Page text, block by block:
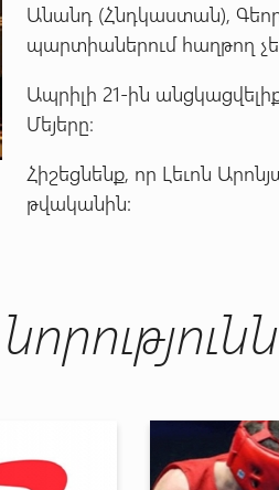
Անանդ (Հնդկաստան),
պարտիաներում հաղթող
Ապրիլի 21-ին
Մեյերը։
Հիշեցնենք, որ Լեւոն
թվականին: